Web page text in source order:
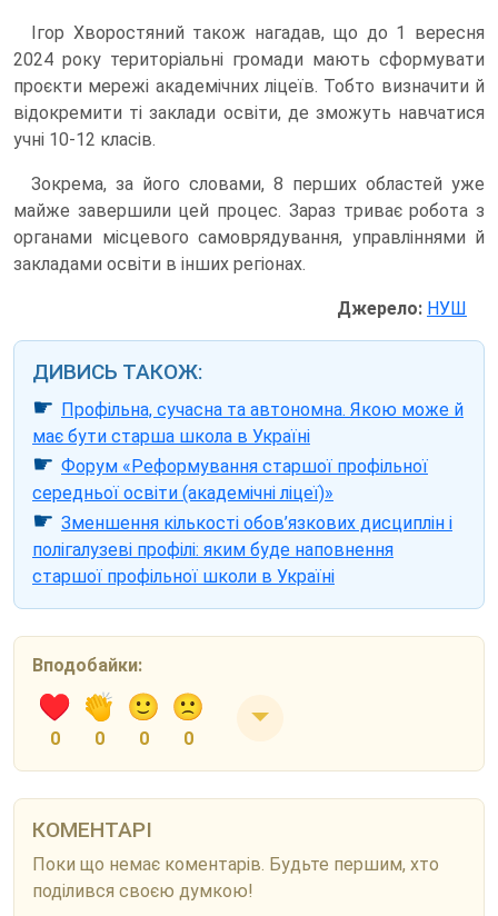
Ігор Хворостяний також нагадав, що до 1 вересня
2024 року територіальні громади мають сформувати
проєкти мережі академічних ліцеїв. Тобто визначити й
відокремити ті заклади освіти, де зможуть навчатися
учні 10-12 класів.
Зокрема, за його словами, 8 перших областей уже
майже завершили цей процес. Зараз триває робота з
органами місцевого самоврядування, управліннями й
закладами освіти в інших регіонах.
Джерело: НУШ
ДИВИСЬ ТАКОЖ:
☛ Профільна, сучасна та автономна. Якою може й
має бути старша школа в Україні
☛ Форум «Реформування старшої профільної
середньої освіти (академічні ліцеї)»
☛ Зменшення кількості обов’язкових дисциплін і
полігалузеві профілі: яким буде наповнення
старшої профільної школи в Україні
Вподобайки:
0 0 0 0
КОМЕНТАРІ
Поки що немає коментарів. Будьте першим, хто
поділився своєю думкою!